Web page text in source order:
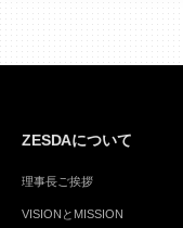
ZESDAについて
理事長ご挨拶
VISIONとMISSION